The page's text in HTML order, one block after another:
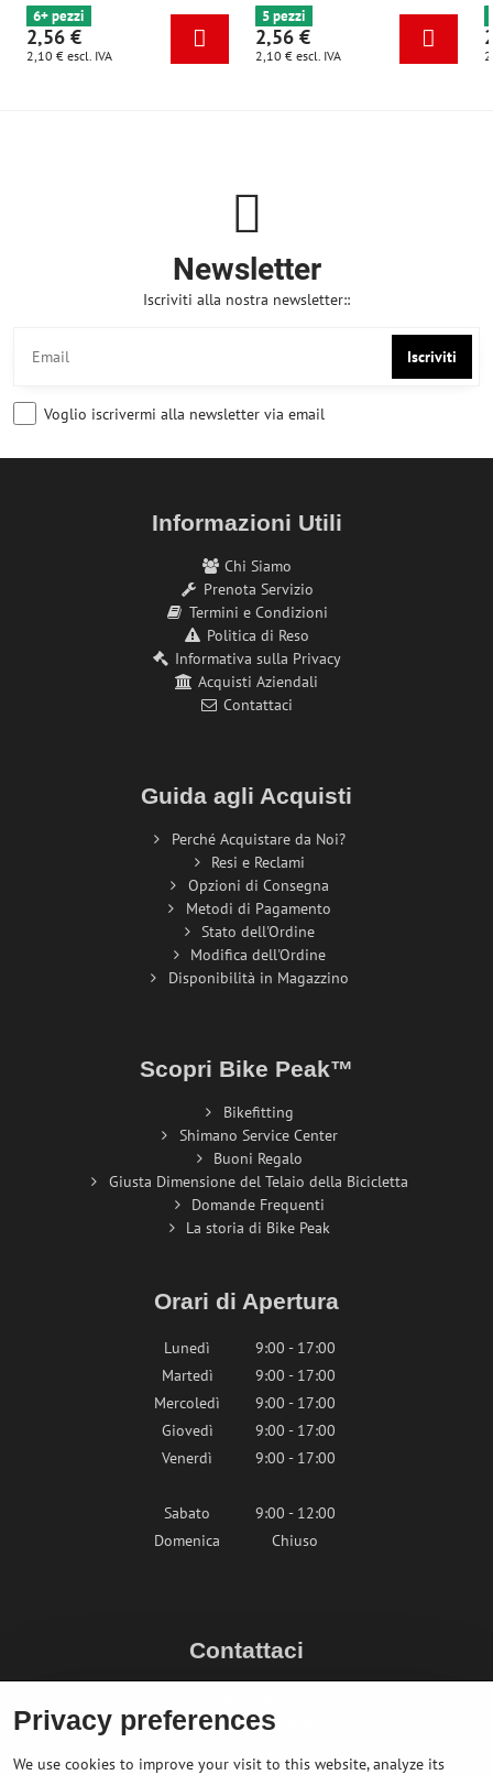
6+ pezzi
2,56 €
2,10 € escl. IVA
5 pezzi
2,56 €
2,10 € escl. IVA
Newsletter
Iscriviti alla nostra newsletter::
Iscriviti
Voglio iscrivermi alla newsletter via email
Informazioni Utili
Chi Siamo
Prenota Servizio
Termini e Condizioni
Politica di Reso
Informativa sulla Privacy
Acquisti Aziendali
Contattaci
Guida agli Acquisti
Perché Acquistare da Noi?
Resi e Reclami
Opzioni di Consegna
Metodi di Pagamento
Stato dell'Ordine
Modifica dell'Ordine
Disponibilità in Magazzino
Scopri Bike Peak™
Bikefitting
Shimano Service Center
Buoni Regalo
Giusta Dimensione del Telaio della Bicicletta
Domande Frequenti
La storia di Bike Peak
Orari di Apertura
Lunedì
9:00 - 17:00
Martedì
9:00 - 17:00
Mercoledì
9:00 - 17:00
Giovedì
9:00 - 17:00
Venerdì
9:00 - 17:00
Sabato
9:00 - 12:00
Domenica
Chiuso
Contattaci
+436764858804 (AT)
Privacy preferences
We use cookies to improve your visit to this website, analyze its